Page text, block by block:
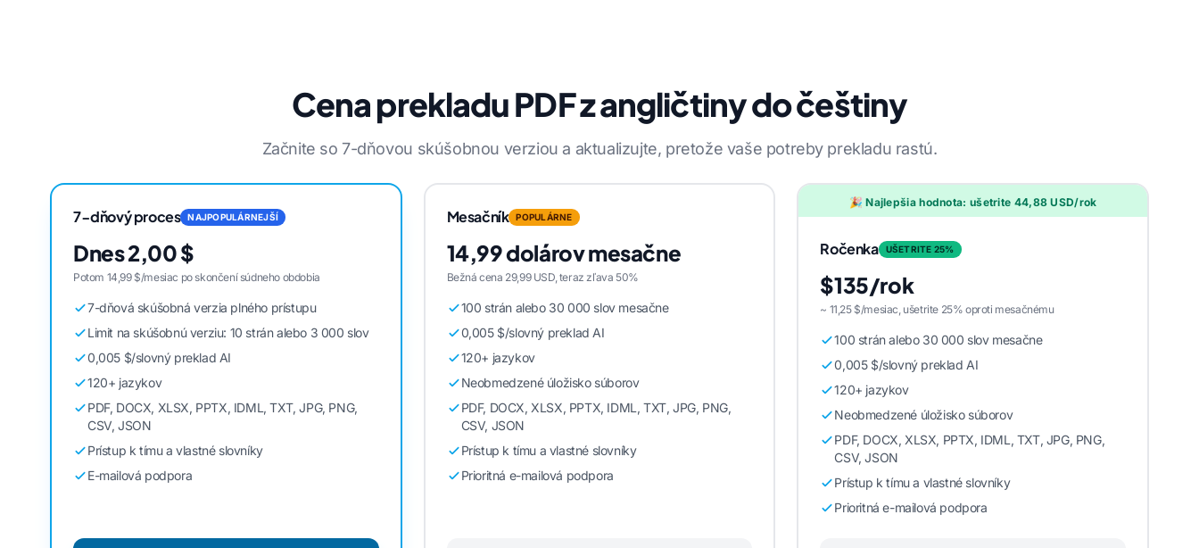
Cena prekladu PDF z angličtiny do češtiny
Začnite so 7-dňovou skúšobnou verziou a aktualizujte, pretože vaše potreby prekladu rastú.
7-dňový proces NAJPOPULÁRNEJŠÍ
Dnes 2,00 $
Potom 14,99 $/mesiac po skončení súdneho obdobia
7-dňová skúšobná verzia plného prístupu
Limit na skúšobnú verziu: 10 strán alebo 3 000 slov
0,005 $/slovný preklad AI
120+ jazykov
PDF, DOCX, XLSX, PPTX, IDML, TXT, JPG, PNG,
CSV, JSON
Prístup k tímu a vlastné slovníky
E-mailová podpora
Mesačník POPULÁRNE
14,99 dolárov mesačne
Bežná cena 29,99 USD, teraz zľava 50%
100 strán alebo 30 000 slov mesačne
0,005 $/slovný preklad AI
120+ jazykov
Neobmedzené úložisko súborov
PDF, DOCX, XLSX, PPTX, IDML, TXT, JPG, PNG,
CSV, JSON
Prístup k tímu a vlastné slovníky
Prioritná e-mailová podpora
🎉 Najlepšia hodnota: ušetrite 44,88 USD/rok
Ročenka UŠETRITE 25%
$135/rok
~ 11,25 $/mesiac, ušetrite 25% oproti mesačnému
100 strán alebo 30 000 slov mesačne
0,005 $/slovný preklad AI
120+ jazykov
Neobmedzené úložisko súborov
PDF, DOCX, XLSX, PPTX, IDML, TXT, JPG, PNG,
CSV, JSON
Prístup k tímu a vlastné slovníky
Prioritná e-mailová podpora